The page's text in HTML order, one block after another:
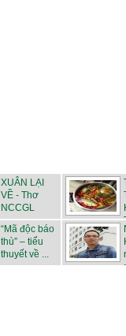
XUÂN LẠI
VỀ - Thơ
NCCGL
“Mã độc báo
thù” – tiểu
thuyết về ...